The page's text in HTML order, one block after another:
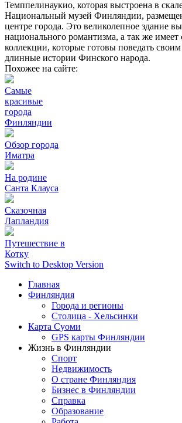
Темппелинаукио, которая выстроена в
Национальный музей Финляндии,
центре города. Это великолепное здание
национального романтизма, а так же
коллекции, которые готовы поведать
длинные истории Финского народа.
Похожее на сайте:
Самые
красивые
города
Финляндии
Обзор города
Иматра
На родине
Санта Клауса
Сказочная
Лапландия
Путешествие в
Котку
Switch to Desktop Version
Главная
Финляндия
Города и регионы
Столица - Хельсинки
Карта Суоми
GPS карты Финляндии
Жизнь в Финляндии
Спорт
Недвижимость
О стране Финляндия
Бизнес в Финляндии
Справка
Образование